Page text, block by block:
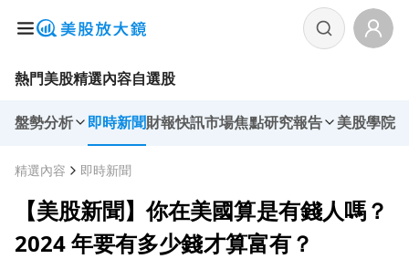
熱門美股精選內容自選股
盤勢分析 即時新聞財報快訊市場焦點研究報告 美股學院
精選內容 即時新聞
【美股新聞】你在美國算是有錢人嗎？
2024 年要有多少錢才算富有？